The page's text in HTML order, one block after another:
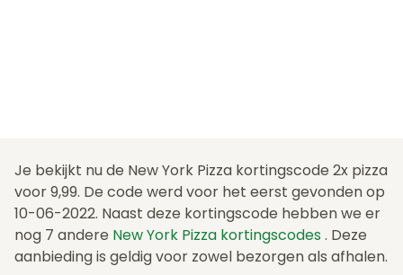
Je bekijkt nu de New York Pizza kortingscode 2x pizza
voor 9,99. De code werd voor het eerst gevonden op
10-06-2022. Naast deze kortingscode hebben we er
nog 7 andere New York Pizza kortingscodes . Deze
aanbieding is geldig voor zowel bezorgen als afhalen.